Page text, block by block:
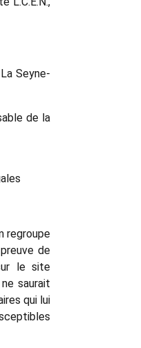
Seyne-
de la
regroupe
de
le site
saurait
qui lui